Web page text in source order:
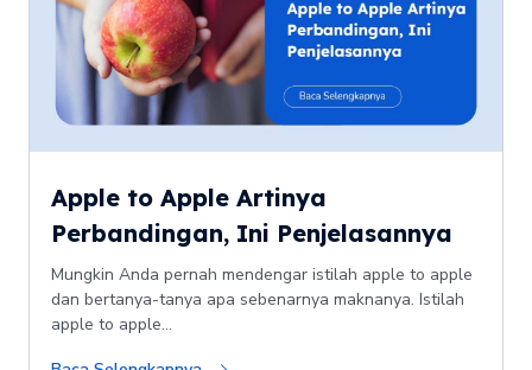
Apple to Apple Artinya
Perbandingan, Ini Penjelasannya
Mungkin Anda pernah mendengar istilah apple to apple
dan bertanya-tanya apa sebenarnya maknanya. Istilah
apple to apple...